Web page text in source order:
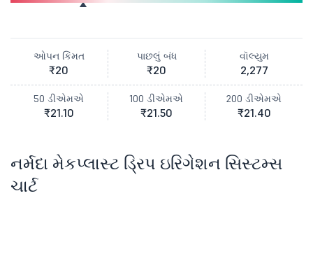
ઓપન કિંમત
₹20
પાછલું બંધ
₹20
વૉલ્યુમ
2,277
50 ડીએમએ
₹21.10
100 ડીએમએ
₹21.50
200 ડીએમએ
₹21.40
નર્મદા મેકપ્લાસ્ટ ડ્રિપ ઇરિગેશન સિસ્ટમ્સ
ચાર્ટ